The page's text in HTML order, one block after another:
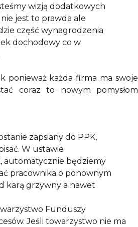
wizją dodatkowych
jest to prawda ale
część wynagrodzenia
dochodowy co w
ponieważ każda firma ma swoje
coraz to nowym pomysłom
zapsiany do PPK,
W ustawie
automatycznie będziemy
pracownika o ponownym
karą grzywny a nawet
Funduszy
Jeśli towarzystwo nie ma